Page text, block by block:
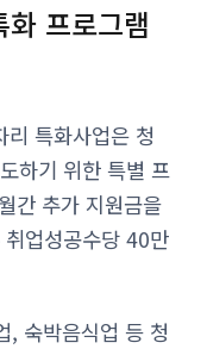
프로그램
특화사업은 청
하기 위한 특별 프
간 추가 지원금을
업성공수당 40만
, 숙박음식업 등 청